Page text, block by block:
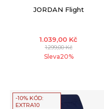
JORDAN Flight
1.039,00 Kč
1.299,00Kč
Sleva20%
-10% KÓD:
EXTRA10